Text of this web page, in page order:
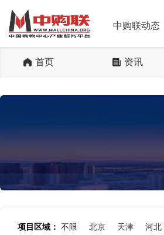
中购联动态
首页 资讯
项目区域： 不限 北京 天津 河北